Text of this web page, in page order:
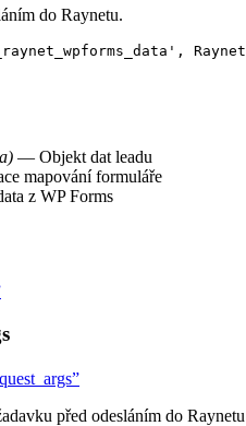
do Raynetu.
' ,
— Objekt dat leadu
mapování formuláře
z WP Forms
před odesláním do